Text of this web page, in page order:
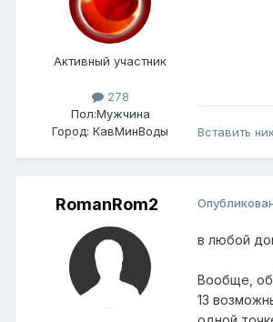
Активный участник
278
Пол:Мужчина
Город: КавМинВоды Вставить
RomanRom2
в любой
Вообще,
13